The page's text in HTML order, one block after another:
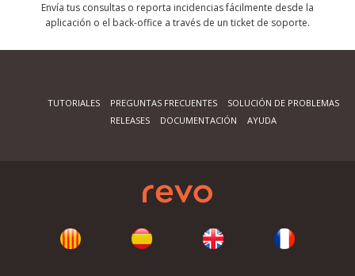
Envía tus consultas o reporta incidencias fácilmente desde la
aplicación o el back-office a través de un ticket de soporte.
TUTORIALES PREGUNTAS FRECUENTES
SOLUCIÓN DE PROBLEMAS
RELEASES
DOCUMENTACIÓN AYUDA